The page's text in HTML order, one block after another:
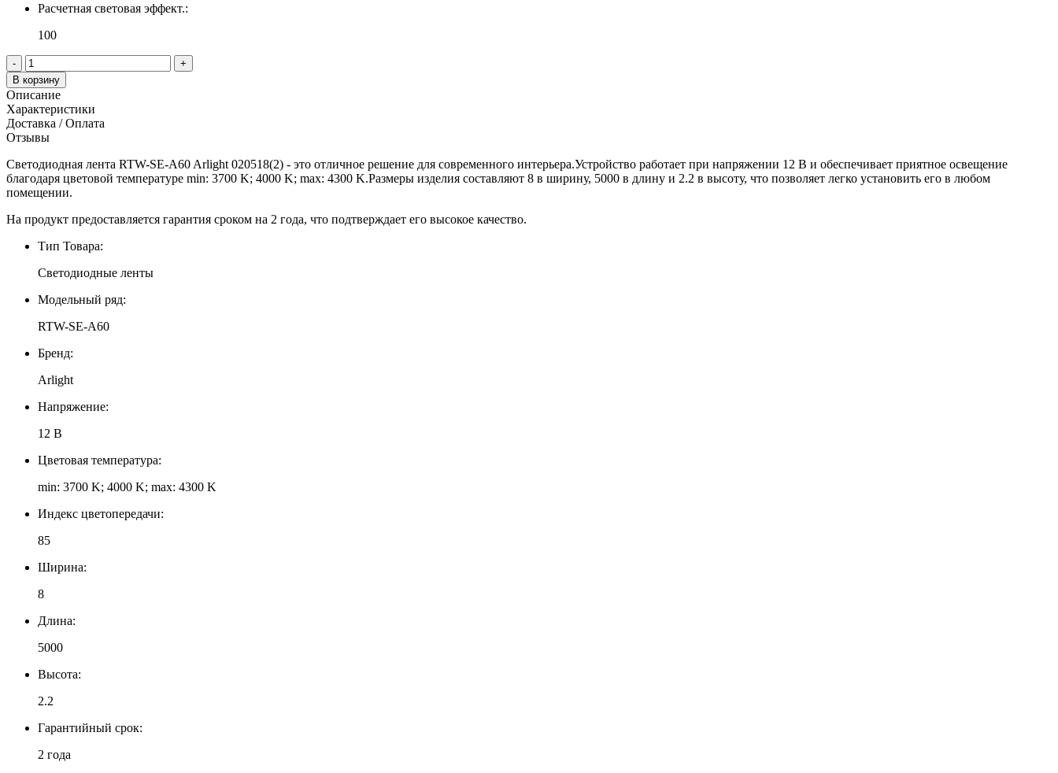
Расчетная световая эффект.:
100
-
+
В корзину
Описание
Характеристики
Доставка / Оплата
Отзывы
Светодиодная лента RTW-SE-A60 Arlight 020518(2) - это отличное решение для современного интерьера.Устройство работает при напряжении 12 В и обеспечивает приятное освещение
благодаря цветовой температуре min: 3700 K; 4000 K; max: 4300 K.Размеры изделия составляют 8 в ширину, 5000 в длину и 2.2 в высоту, что позволяет легко установить его в любом
помещении.
На продукт предоставляется гарантия сроком на 2 года, что подтверждает его высокое качество.
Тип Товара:
Светодиодные ленты
Модельный ряд:
RTW-SE-A60
Бренд:
Arlight
Напряжение:
12 В
Цветовая температура:
min: 3700 K; 4000 K; max: 4300 K
Индекс цветопередачи:
85
Ширина:
8
Длина:
5000
Высота:
2.2
Гарантийный срок:
2 года